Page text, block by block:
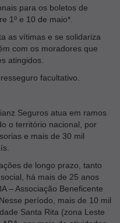
para os boletos de
1º e 10 de maio*.
as vítimas e se solidariza
com os moradores que
atingidos.
facultativo.
Seguros atua em ramos
o território nacional, por
e mais de 30 mil
de longo prazo, tanto
há mais de 25 anos
– Associação Beneficente
período, mais de 10 mil
Santa Rita (zona Leste